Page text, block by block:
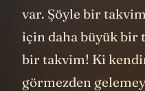
var. Şöyle bir
için daha büyük bir
bir takvim! Ki
görmezden